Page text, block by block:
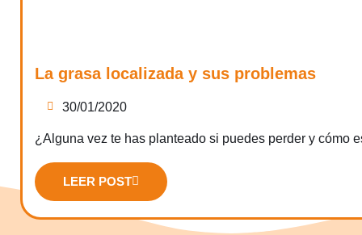
La grasa localizada y sus problemas
30/01/2020
¿Alguna vez te has planteado si puedes perder y cómo
LEER POST